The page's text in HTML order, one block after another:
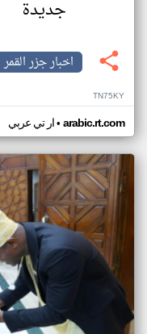
جديدة
اخبار جزر القمر
TN75KY
ار تي عربي• arabic.rt.com